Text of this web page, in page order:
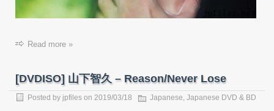
Read more »
[DVDISO] 山下智久 – Reason/Never Lose
Posted by jpfiles on 2019/03/18 Japanese, Japanese DVD & BD